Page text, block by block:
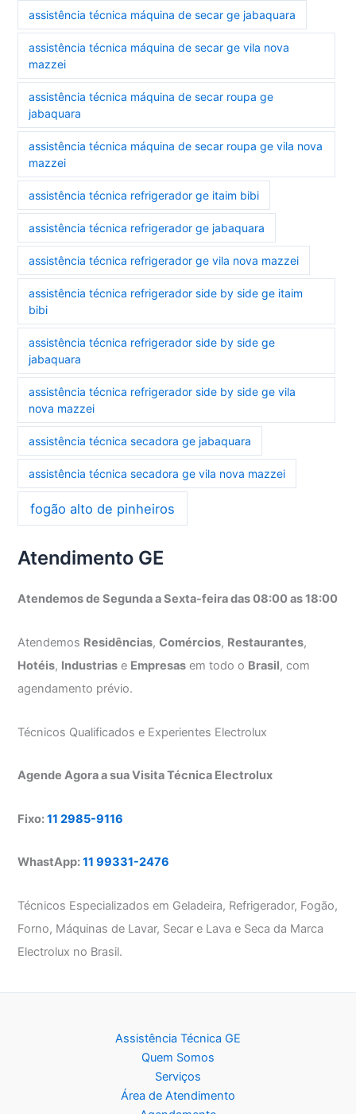
assistência técnica máquina de secar ge jabaquara
assistência técnica máquina de secar ge vila nova
mazzei
assistência técnica máquina de secar roupa ge
jabaquara
assistência técnica máquina de secar roupa ge vila nova
mazzei
assistência técnica refrigerador ge itaim bibi
assistência técnica refrigerador ge jabaquara
assistência técnica refrigerador ge vila nova mazzei
assistência técnica refrigerador side by side ge itaim
bibi
assistência técnica refrigerador side by side ge
jabaquara
assistência técnica refrigerador side by side ge vila
nova mazzei
assistência técnica secadora ge jabaquara
assistência técnica secadora ge vila nova mazzei
fogão alto de pinheiros
Atendimento GE
Atendemos de Segunda a Sexta-feira das 08:00 as 18:00
Atendemos Residências,Comércios, Restaurantes,
Hotéis, Industrias e Empresas em todo o Brasil, com
agendamento prévio.
Técnicos Qualificados e Experientes Electrolux
Agende Agora a sua Visita Técnica Electrolux
Fixo:11 2985-9116
WhastApp:11 99331-2476
Técnicos Especializados em Geladeira, Refrigerador, Fogão,
Forno, Máquinas de Lavar, Secar e Lava e Seca da Marca
Electrolux no Brasil.
Assistência Técnica GE
Quem Somos
Serviços
Área de Atendimento